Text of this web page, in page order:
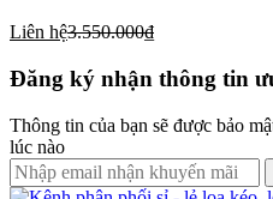
Liên hệ3.550.000₫
Đăng ký nhận thông tin
Thông tin của bạn sẽ được bảo
lúc nào